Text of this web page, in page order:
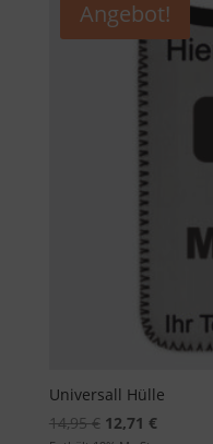
Angebot!
Universall Hülle
14,95€ Ursprünglicher
12,71 €Aktueller